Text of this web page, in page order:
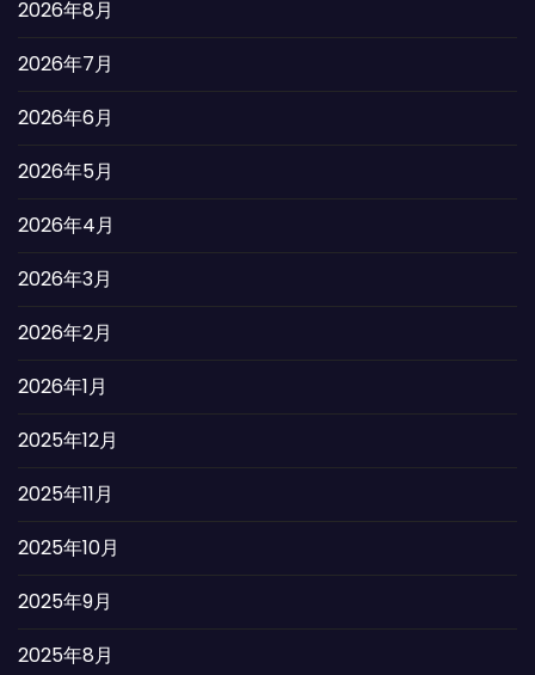
2026年8月
2026年7月
2026年6月
2026年5月
2026年4月
2026年3月
2026年2月
2026年1月
2025年12月
2025年11月
2025年10月
2025年9月
2025年8月